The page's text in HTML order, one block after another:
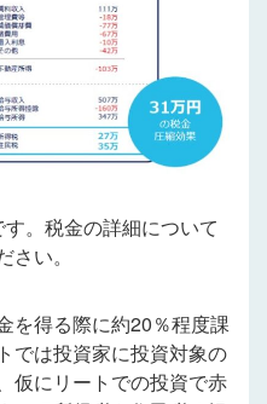
。税金の詳細について
い。
を得る際に約20％程度課
では投資家に投資対象の
仮にリートでの投資で赤